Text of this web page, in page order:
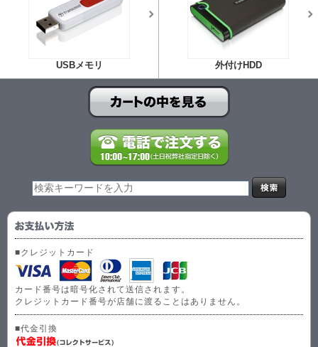
USBメモリ 外付けHDD
■クレジットカード
カード番号は暗号化されて送信されます。
クレジットカード番号が店舗に渡ることはありません。
■代金引換